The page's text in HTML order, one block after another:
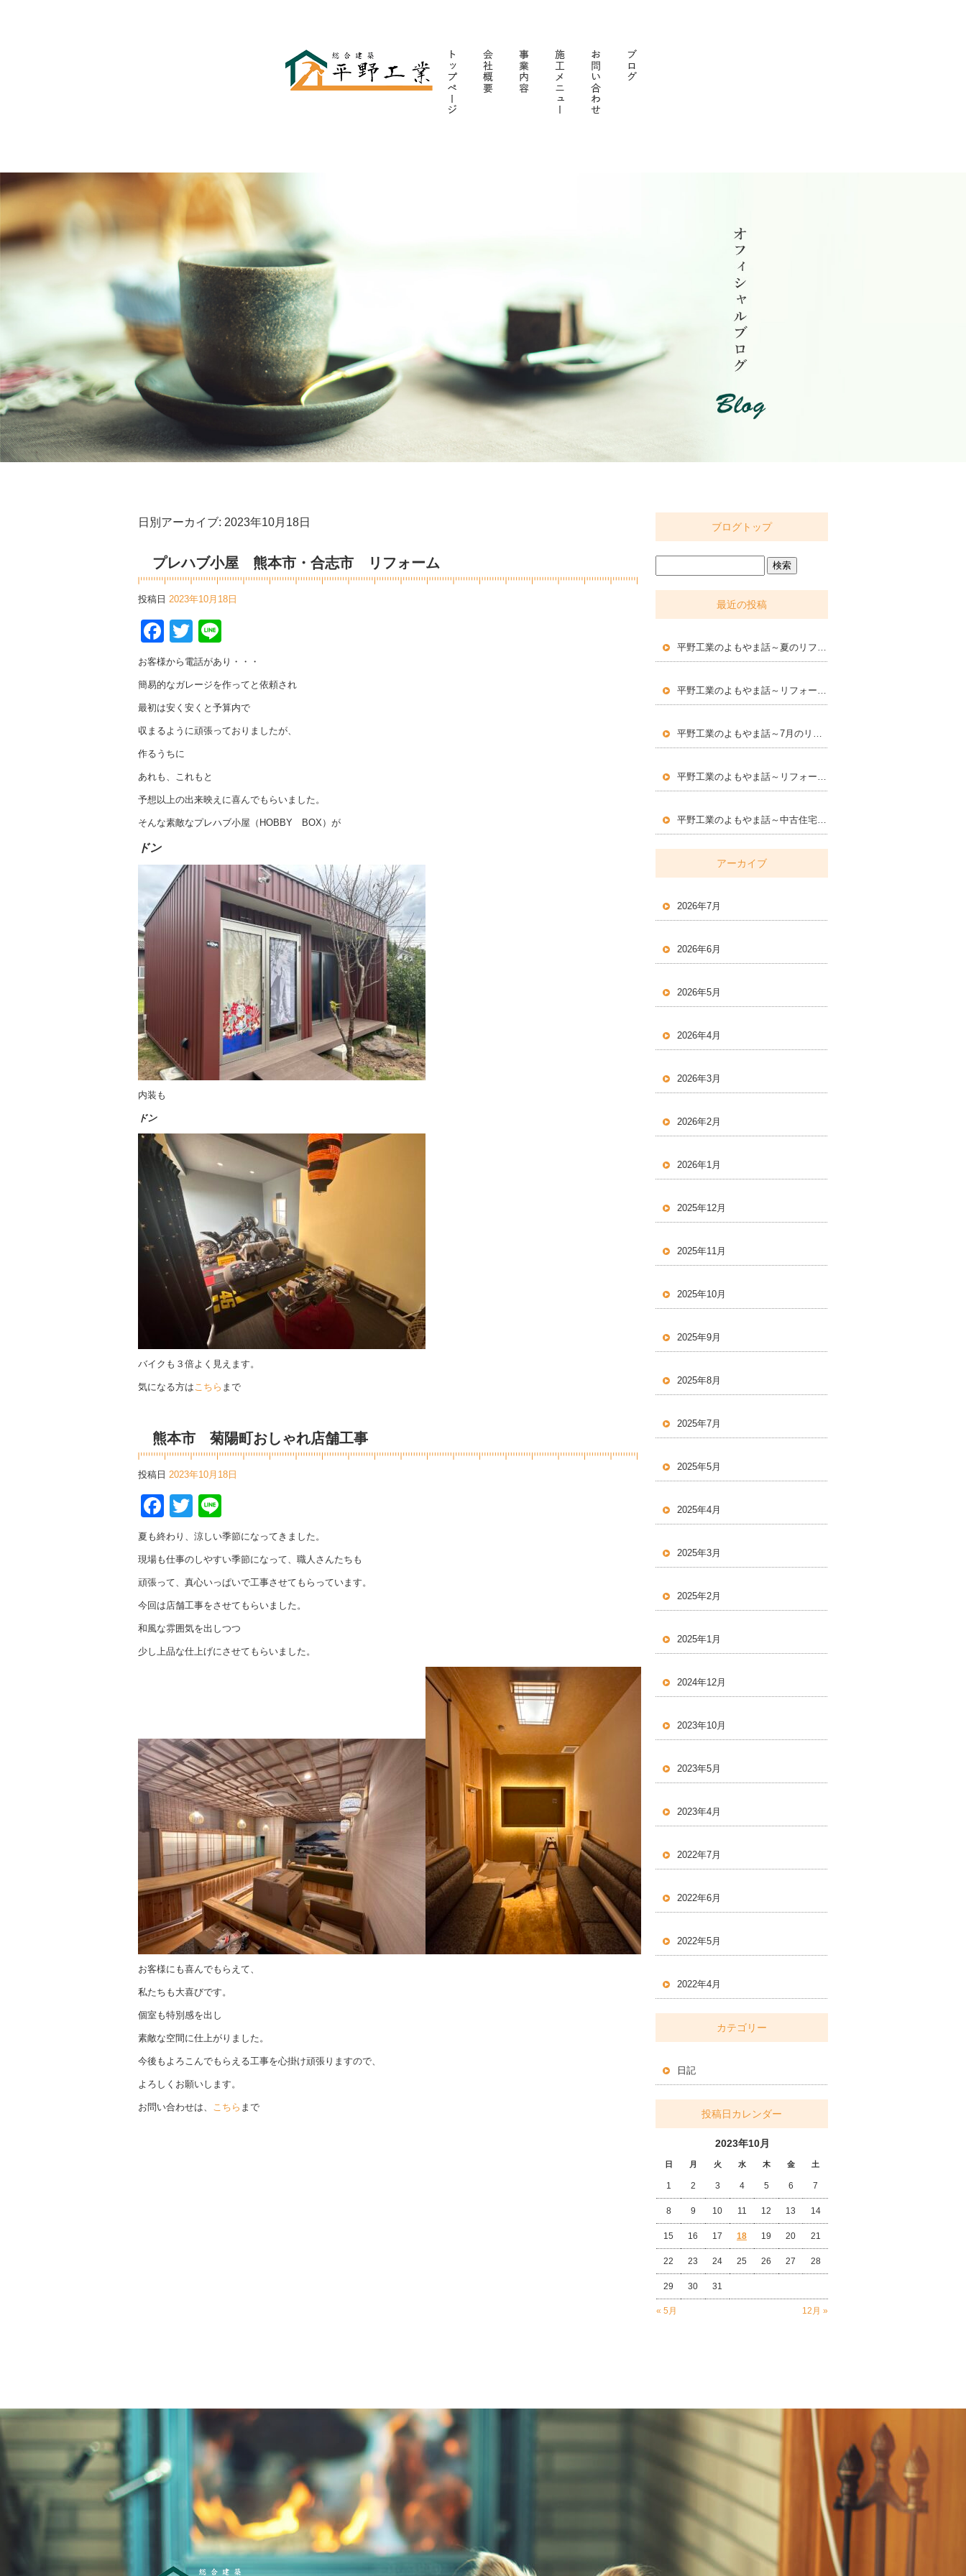
日別アーカイブ: 2023年10月18日
プレハブ小屋 熊本市・合志市 リフォーム
投稿日 2023年10月18日
Facebook
Twitter
お客様から電話があり・・・
簡易的なガレージを作ってと依頼され
最初は安く安くと予算内で
収まるように頑張っておりましたが、
作るうちに
あれも、これもと
予想以上の出来映えに喜んでもらいました。
そんな素敵なプレハブ小屋（HOBBY BOX）が
ドン
内装も
ドン
バイクも３倍よく見えます。
気になる方は こちら まで
熊本市 菊陽町おしゃれ店舗工事
投稿日 2023年10月18日
Facebook
Twitter
夏も終わり、涼しい季節になってきました。
現場も仕事のしやすい季節になって、職人さんたちも
頑張って、真心いっぱいで工事させてもらっています。
今回は店舗工事をさせてもらいました。
和風な雰囲気を出しつつ
少し上品な仕上げにさせてもらいました。
お客様にも喜んでもらえて、
私たちも大喜びです。
個室も特別感を出し
素敵な空間に仕上がりました。
今後もよろこんでもらえる工事を心掛け頑張りますので、
よろしくお願いします。
お問い合わせは、 こちら まで
ブログトップ
最近の投稿
平野工業のよもやま話～夏のリフォームで快適な住まいづくり
平野工業のよもやま話～リフォームに求められる専門性とは
平野工業のよもやま話～7月のリフォームで気をつけたい住まいのポイント
平野工業のよもやま話～リフォームで大切にしたい住まいの安全対策
平野工業のよもやま話～中古住宅・空き家・資産価値～
アーカイブ
2026年7月
2026年6月
2026年5月
2026年4月
2026年3月
2026年2月
2026年1月
2025年12月
2025年11月
2025年10月
2025年9月
2025年8月
2025年7月
2025年5月
2025年4月
2025年3月
2025年2月
2025年1月
2024年12月
2023年10月
2023年5月
2023年4月
2022年7月
2022年6月
2022年5月
2022年4月
カテゴリー
日記
投稿日カレンダー
2023年10月
日 月 火 水 木 金 土
« 5月 12月 »
1 2 3 4 5 6 7
8 9 10 11 12 13 14
15 16 17 18 19 20 21
22 23 24 25 26 27 28
29 30 31